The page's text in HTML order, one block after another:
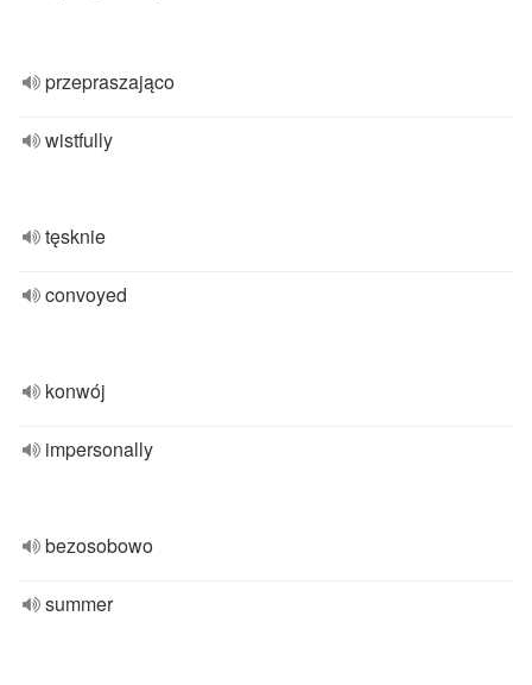
przepraszająco
wistfully
tęsknie
convoyed
konwój
impersonally
bezosobowo
summer